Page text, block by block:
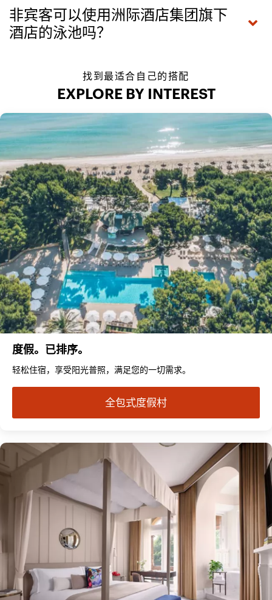
非宾客可以使用洲际酒店集团旗下
酒店的泳池吗？
找到最适合自己的搭配
EXPLORE BY INTEREST
度假。已排序。
轻松住宿，享受阳光普照，满足您的一切需求。
全包式度假村